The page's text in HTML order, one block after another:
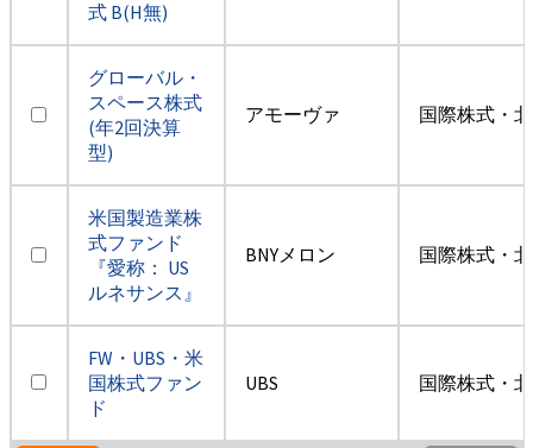
式 B(H無)
グローバル・
スペース株式
(年2回決算
型)
アモーヴァ 国際株式・
米国製造業株
式ファンド
『愛称： US
ルネサンス』
BNYメロン 国際株式・
FW・UBS・米
国株式ファン
ド
UBS 国際株式・